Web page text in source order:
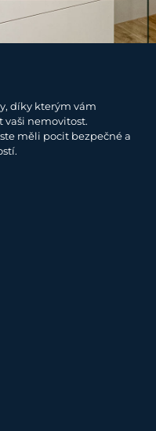
díky kterým vám
nemovitost.
měli pocit bezpečné a